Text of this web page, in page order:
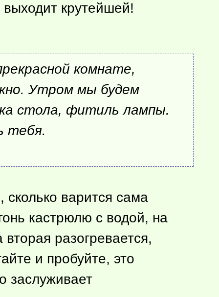
крутейшей!
комнате,
Утром мы будем
стола, фитиль лампы.
тебя.
сколько варится сама
кастрюлю с водой, на
разогревается,
и пробуйте, это
заслуживает